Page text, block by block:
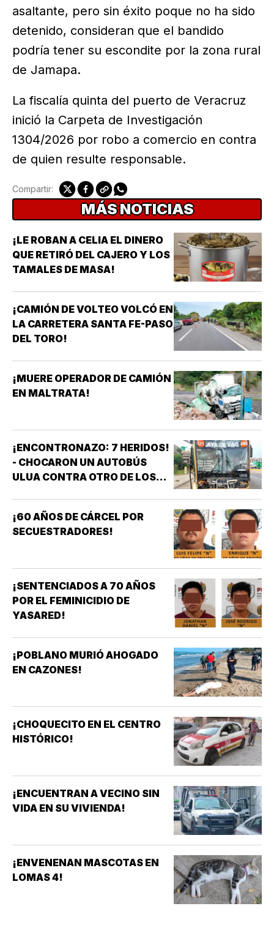
asaltante, pero sin éxito poque no ha sido
detenido, consideran que el bandido
podría tener su escondite por la zona rural
de Jamapa.
La fiscalía quinta del puerto de Veracruz
inició la Carpeta de Investigación
1304/2026 por robo a comercio en contra
de quien resulte responsable.
Compartir:
MÁS NOTICIAS
¡LE ROBAN A CELIA EL DINERO
QUE RETIRÓ DEL CAJERO Y LOS
TAMALES DE MASA!
¡CAMIÓN DE VOLTEO VOLCÓ EN
LA CARRETERA SANTA FE-PASO
DEL TORO!
¡MUERE OPERADOR DE CAMIÓN
EN MALTRATA!
¡ENCONTRONAZO: 7 HERIDOS!
- CHOCARON UN AUTOBÚS
ULUA CONTRA OTRO DE LOS
¡60 AÑOS DE CÁRCEL POR
SECUESTRADORES!
¡SENTENCIADOS A 70 AÑOS
POR EL FEMINICIDIO DE
YASARED!
¡POBLANO MURIÓ AHOGADO
EN CAZONES!
¡CHOQUECITO EN EL CENTRO
HISTÓRICO!
¡ENCUENTRAN A VECINO SIN
VIDA EN SU VIVIENDA!
¡ENVENENAN MASCOTAS EN
LOMAS 4!